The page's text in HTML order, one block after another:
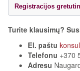
Registracijos
Turite klausimų?
El. paštu
Telefonu +370
Adresu